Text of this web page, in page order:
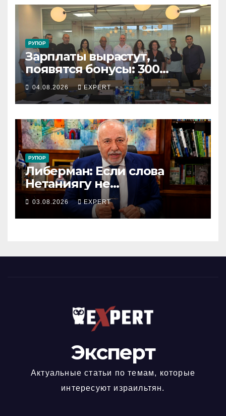
РУПОР
Зарплаты вырастут,
появятся бонусы: 300
сотрудников «Штраус»
получили новый
коллективный договор
04.08.2026 EXPERT
РУПОР
Либерман: Если слова
Нетаниягу не
предвыборный трюк, пусть
докажет это делом
03.08.2026 EXPERT
Эксперт
Актуальные статьи по темам, которые
интересуют израильтян.